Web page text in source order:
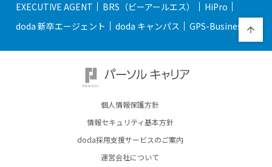
EXECUTIVE AGENT
BRS（ビーアールエス）
HiPro
doda 新卒エージェント
doda キャンパス GPS-Business
個人情報保護方針
情報セキュリティ基本方針
doda採用支援サービスのご案内
運営会社について